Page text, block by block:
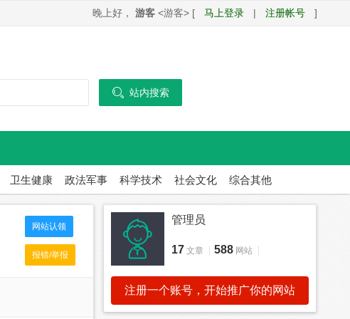
晚上好， 游客 <游客> [ 马上登录 | 注册帐号 ]
 站内搜索
卫生健康 政法军事 科学技术 社会文化 综合其他
网站认领
报错/举报
管理员
17 文章 588 网站
注册一个账号，开始推广你的网站